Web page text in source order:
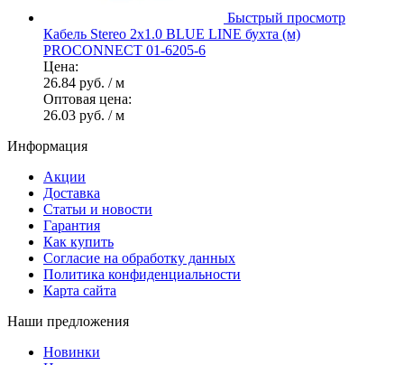
Быстрый просмотр
Кабель Stereo 2х1.0 BLUE LINE бухта (м)
PROCONNECT 01-6205-6
Цена:
26.84 руб. / м
Оптовая цена:
26.03 руб. / м
Информация
Акции
Доставка
Статьи и новости
Гарантия
Как купить
Согласие на обработку данных
Политика конфиденциальности
Карта сайта
Наши предложения
Новинки